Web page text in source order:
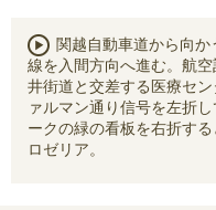
関越自動車道から向
線を入間方向へ進む。航
井街道と交差する医療セ
ァルマン通り信号を左折
ークの緑の看板を右折す
ロゼリア。